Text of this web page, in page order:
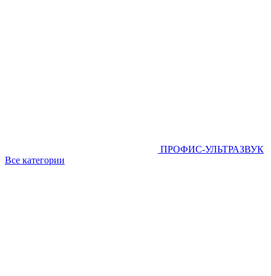
ПРОФИС-УЛЬТРАЗВУК
Все категории